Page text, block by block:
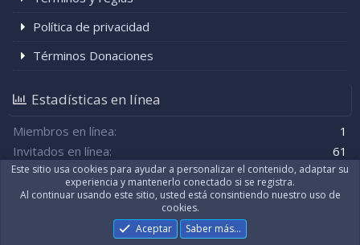
Política de privacidad
Términos Donaciones
Estadísticas en línea
Miembros en línea
1
Invitados en línea
61
Total de visitantes
62
El total puede incluir a los visitantes ocultos.